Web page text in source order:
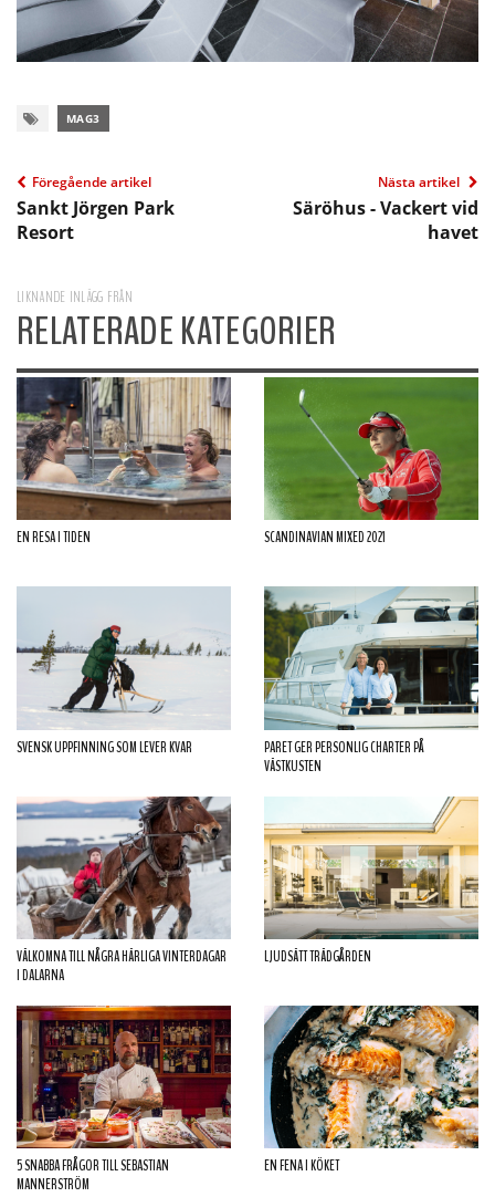
MAG3
Föregående artikel
Sankt Jörgen Park
Resort
Nästa artikel
Säröhus - Vackert vid
havet
LIKNANDE INLÄGG FRÅN
RELATERADE KATEGORIER
EN RESA I TIDEN SCANDINAVIAN MIXED 2021
SVENSK UPPFINNING SOM LEVER KVAR
PARET GER PERSONLIG CHARTER PÅ
VÄSTKUSTEN
VÄLKOMNA TILL NÅGRA HÄRLIGA VINTERDAGAR
I DALARNA
LJUDSÄTT TRÄDGÅRDEN
5 SNABBA FRÅGOR TILL SEBASTIAN
MANNERSTRÖM
EN FENA I KÖKET